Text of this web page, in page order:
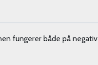
fungerer både på